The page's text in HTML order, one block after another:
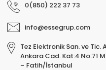
0(850) 222 37 73
info@essegrup.com
Tez Elektronik San. ve Tic.
Ankara Cad. Kat:4 No:71
– Fatih/İstanbul